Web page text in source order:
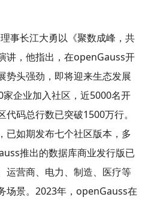
事长江大勇以《聚数成峰，共
讲，他指出，在openGauss开
势头强劲，即将迎来生态发展
企业加入社区，近5000名开
码总行数已突破1500万行。
已如期发布七个社区版本，多
推出的数据库商业发行版已
运营商、电力、制造、医疗等
场景。2023年，openGauss在